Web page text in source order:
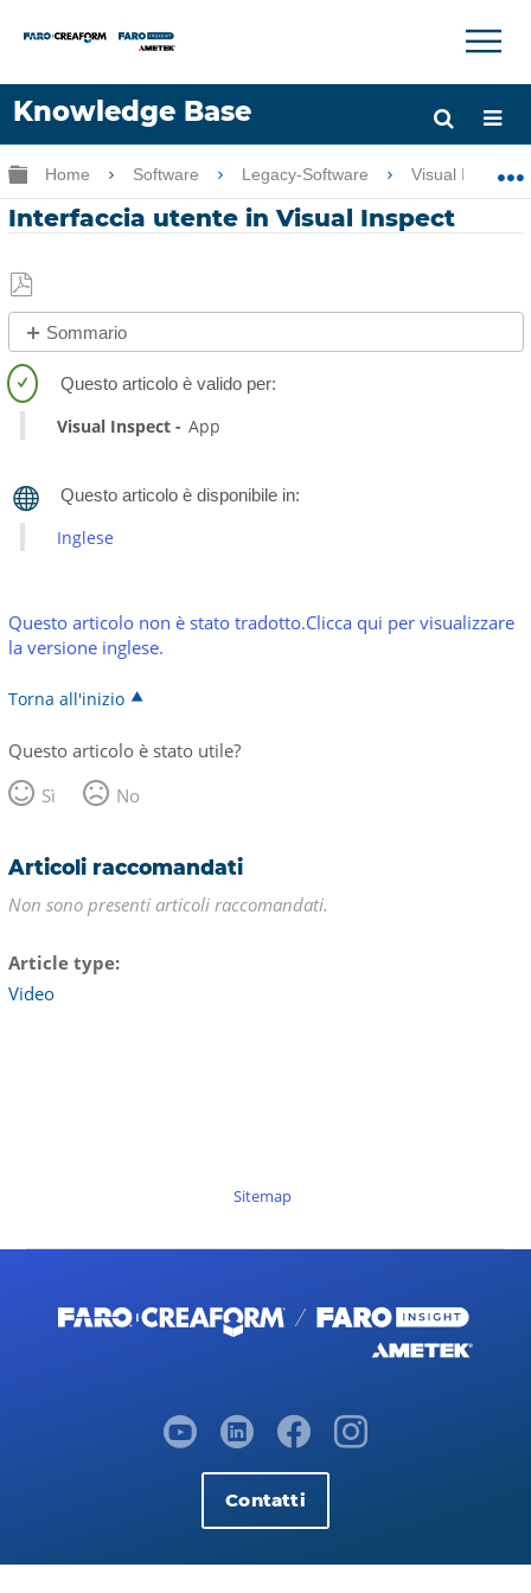
Knowledge Base
Lingua
Chiedere aiuto Accesso
×
Ingrandisci/riduci gerarchia globale
Home Software Legacy-Software Visual Inspect
Interfaccia utente in Visual Inspect
Salva
come
PDF
Sommario
No
intestazioni
Visual Inspect App
Inglese
Questo articolo non è stato tradotto.Clicca qui per visualizzare
la versione inglese.
Torna all'inizio
Questo articolo è stato utile?
Sì
No
Articoli raccomandati
Non sono presenti articoli raccomandati.
Article type
Video
Sitemap
Contatti